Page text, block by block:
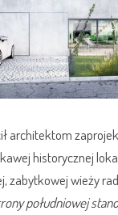
architektom
historycznej
zabytkowej wieży
południowej